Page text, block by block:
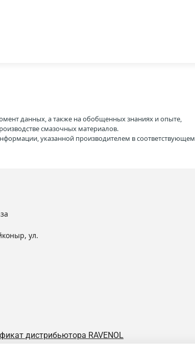
данных, а также на обобщенных знаниях и опыте,
смазочных материалов.
указанной производителем в соответствующем
ул.
дистрибьютора RAVENOL